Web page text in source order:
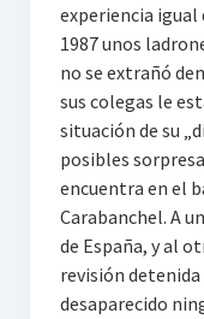
experiencia igual
1987 unos
no se extrañó
sus colegas le
situación de su
posibles
encuentra en el
Carabanchel. A
de España, y al
revisión detenida
desaparecido